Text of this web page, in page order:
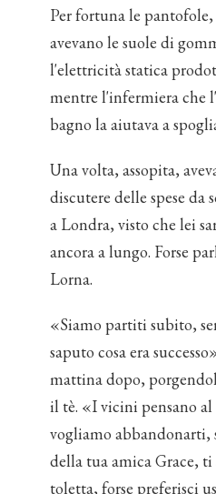
Per fortuna le
avevano le suole di
l'elettricità statica
mentre l'infermiera che
bagno la aiutava a
Una volta, assopita,
discutere delle spese da
a Londra, visto che lei
ancora a lungo. Forse
Lorna.
«Siamo partiti subito,
saputo cosa era
mattina dopo,
il tè. «I vicini pensano al
vogliamo abbandonarti,
della tua amica Grace,
toletta, forse preferisci